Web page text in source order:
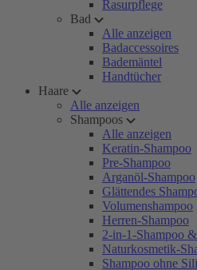
Rasurpflege
Bad
Alle anzeigen
Badaccessoires
Bademäntel
Handtücher
Haare
Alle anzeigen
Shampoos
Alle anzeigen
Keratin-Shampoo
Pre-Shampoo
Arganöl-Shampoo
Glättendes
Volumenshampoo
Herren-Shampoo
2-in-1-Shampoo
Naturkosmetik-
Shampoo ohne